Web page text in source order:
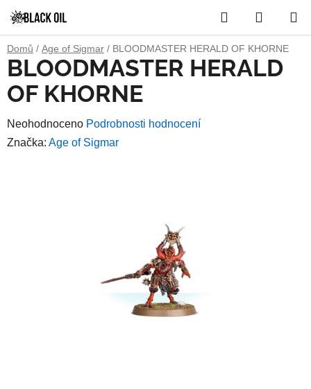
na
obsah
Hledat
KOŠÍK
Domů / Age of Sigmar / BLOODMASTER HERALD OF KHORNE
BLOODMASTER HERALD
OF KHORNE
Průměrné
hodnocení
Neohodnoceno Podrobnosti hodnocení
Značka: Age of Sigmar